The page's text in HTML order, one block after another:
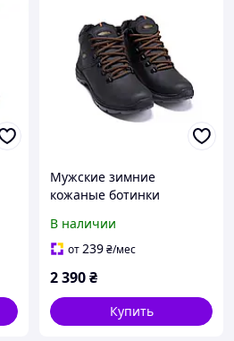
Мужские зимние
кожаные ботинки
В наличии
от239₴/мес
2 390₴
Купить